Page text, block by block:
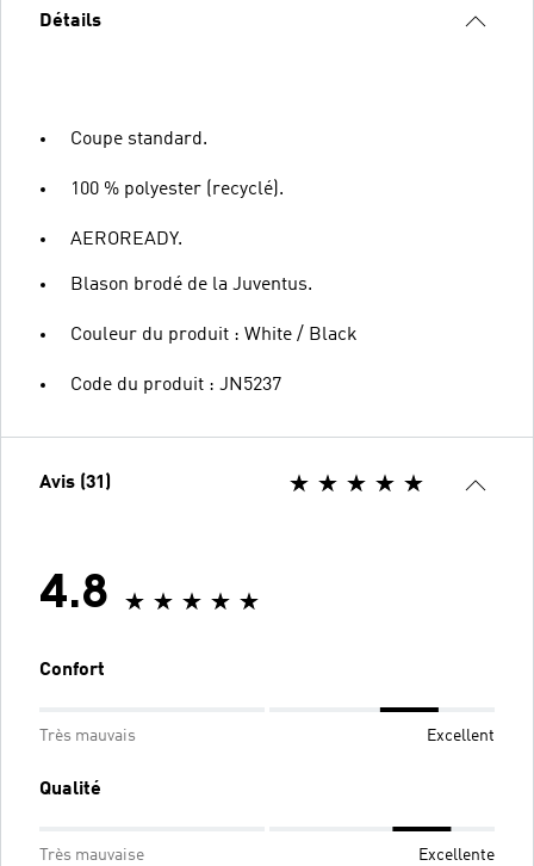
Détails
Coupe standard.
100 % polyester (recyclé).
AEROREADY.
Blason brodé de la Juventus.
Couleur du produit : White / Black
Code du produit : JN5237
Avis (31)
4.8
Confort
Très mauvais Excellent
Qualité
Très mauvaise Excellente